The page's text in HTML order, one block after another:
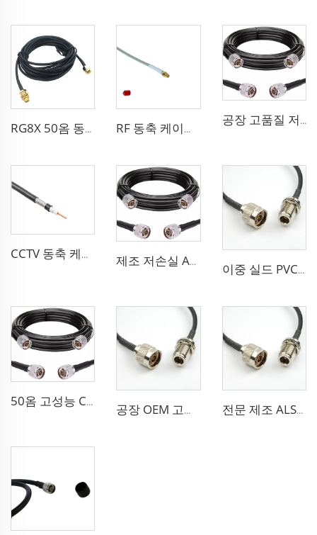
RG8X 50옴 동축 케이블 SMA 해양 안테나 시스템용 저손실 RF 동축 케이블 sma 3D-FB 통신 와이파이 시스템용 저손실
공장 고품질 저손실 RF LSR400 케이블 LSR600 안테나 시스템용 동축 케이블
CCTV 동축 케이블 RG 시리즈 50옴 저손실 RG58 RG59 RG6 안테나용 동축 케이블
제조 저손실 ALSR600 10D-FB 라디오 안테나 스테이션 50 옴 동축 케이블 통신 시스템용
이중 실드 PVC 고체 PE 절연 유연한 동축 케이블 RG214 동축 케이블
50옴 고성능 CCTV 케이블 동축 케이블 RG213 RG214 안테나 시스템용 저손실 케이블
공장 OEM 고성능 50옴 Rg213/U Rg214/U 안테나 시스템용 동축 케이블 전문 제조 ALSR200 ALSR300 ALSR400 ALSR6000 5D-FB 8D-FB 안테나용 동축 케이블